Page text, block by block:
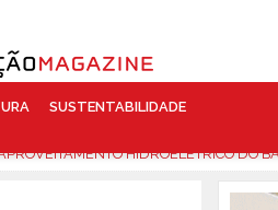
SUSTENTABILIDADE
HIDROELÉTRICO DO